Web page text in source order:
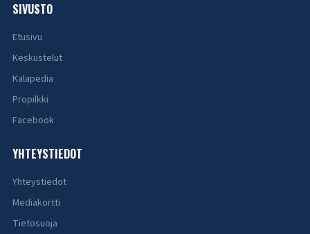
SIVUSTO
Etusivu
Keskustelut
Kalapedia
Propilkki
Facebook
YHTEYSTIEDOT
Yhteystiedot
Mediakortti
Tietosuoja